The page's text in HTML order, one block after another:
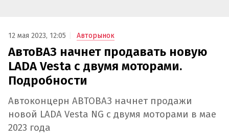
12 мая 2023, 12:05 Авторынок
АвтоВАЗ начнет продавать новую
LADA Vesta с двумя моторами.
Подробности
Автоконцерн АВТОВАЗ начнет продажи
новой LADA Vesta NG с двумя моторами в мае
2023 года